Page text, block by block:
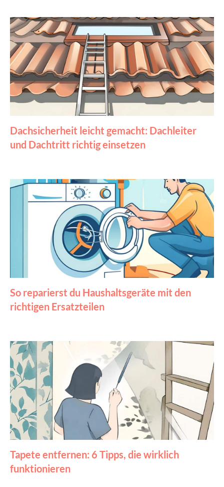
Dachsicherheit leicht gemacht: Dachleiter
und Dachtritt richtig einsetzen
So reparierst du Haushaltsgeräte mit den
richtigen Ersatzteilen
Tapete entfernen: 6 Tipps, die wirklich
funktionieren